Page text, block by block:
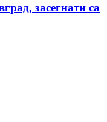
засегнати са